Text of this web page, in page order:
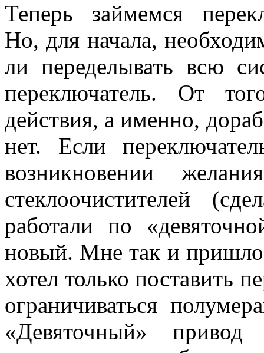
Теперь займемся
Но, для начала,
ли переделывать всю
переключатель. От
действия, а именно,
нет. Если
возникновении
стеклоочистителей
работали по
новый. Мне так и
хотел только поставить
ограничиваться
«Девяточный» привод